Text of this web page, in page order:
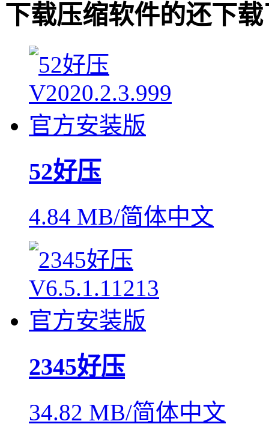
下载压缩软件的还下
52好压
4.84 MB/简体中文
2345好压
34.82 MB/简体中文